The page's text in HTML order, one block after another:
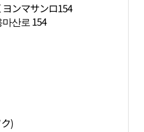
ンマサンロ154
산로 154
)